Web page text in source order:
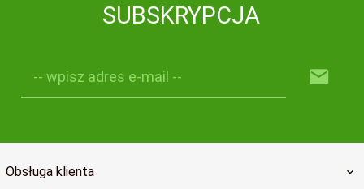
SUBSKRYPCJA
-- wpisz adres e-mail --
Obsługa klienta